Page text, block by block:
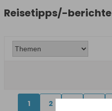
Reisetipps/-berichte
1 2